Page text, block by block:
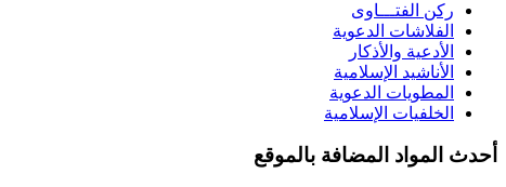
ركن الفتـــاوى
الفلاشات الدعوية
الأدعية والأذكار
الأناشيد الإسلامية
المطويات الدعوية
الخلفيات الإسلامية
أحدث المواد المضافة بالموقع